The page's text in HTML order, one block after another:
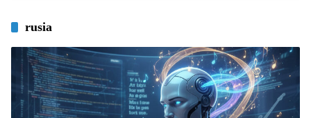
rusia